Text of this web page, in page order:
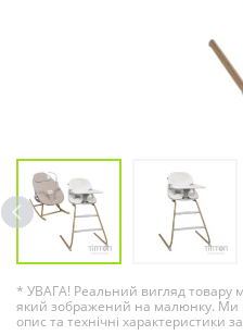
* УВАГА! Реальний вигляд товару
який зображений на малюнку. Ми
опис та технічні характеристики